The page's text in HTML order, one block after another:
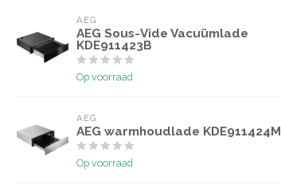
AEG
AEG Sous-Vide Vacuümlade
KDE911423B
Op voorraad
AEG
AEG warmhoudlade KDE911424M
Op voorraad